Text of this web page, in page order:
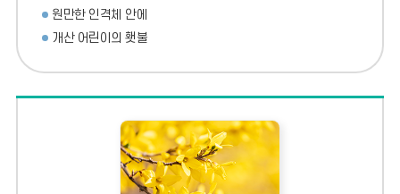
원만한 인격체 안에
개산 어린이의 횃불